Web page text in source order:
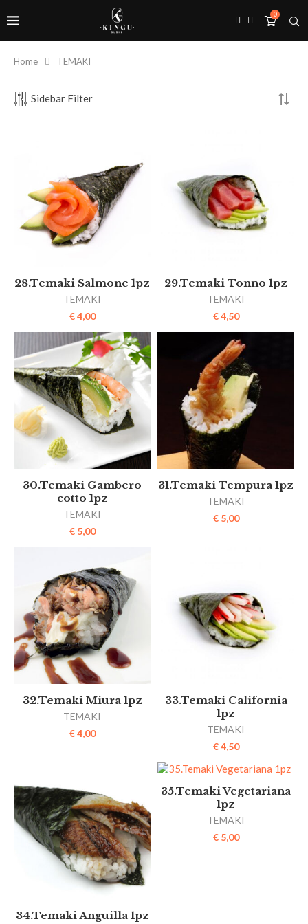
0
Home TEMAKI
Sidebar Filter
28.Temaki Salmone 1pz
TEMAKI
€4,00
29.Temaki Tonno 1pz
TEMAKI
€4,50
30.Temaki Gambero
cotto 1pz
TEMAKI
€5,00
31.Temaki Tempura 1pz
TEMAKI
€5,00
32.Temaki Miura 1pz
TEMAKI
€4,00
33.Temaki California
1pz
TEMAKI
€4,50
34.Temaki Anguilla 1pz
35.Temaki Vegetariana
1pz
TEMAKI
€5,00